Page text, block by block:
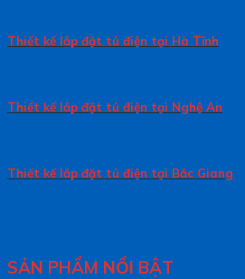
Thiết kế lắp đặt tủ điện tại Hà Tĩnh
Thiết kế lắp đặt tủ điện tại Nghệ An
Thiết kế lắp đặt tủ điện tại Bắc Giang
SẢN PHẨM NỔI BẬT